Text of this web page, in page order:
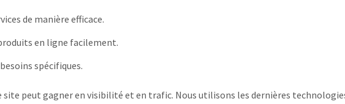
de manière efficace.
en ligne facilement.
spécifiques.
peut gagner en visibilité et en trafic. Nous utilisons les dernières